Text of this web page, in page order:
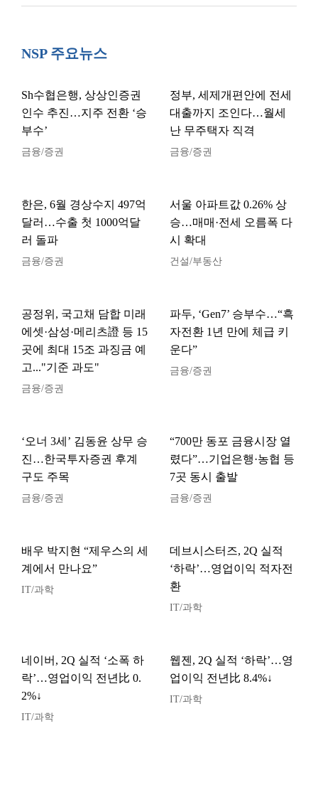
NSP 주요뉴스
Sh수협은행, 상상인증권
인수 추진…지주 전환 ‘승
부수’
금융/증권
정부, 세제개편안에 전세
대출까지 조인다…월세
난 무주택자 직격
금융/증권
한은, 6월 경상수지 497억
달러…수출 첫 1000억달
러 돌파
금융/증권
서울 아파트값 0.26% 상
승…매매·전세 오름폭 다
시 확대
건설/부동산
공정위, 국고채 담합 미래
에셋·삼성·메리츠證 등 15
곳에 최대 15조 과징금 예
고..."기준 과도"
금융/증권
파두, ‘Gen7’ 승부수…“흑
자전환 1년 만에 체급 키
운다”
금융/증권
‘오너 3세’ 김동윤 상무 승
진…한국투자증권 후계
구도 주목
금융/증권
“700만 동포 금융시장 열
렸다”…기업은행·농협 등
7곳 동시 출발
금융/증권
배우 박지현 “제우스의 세
계에서 만나요”
IT/과학
데브시스터즈, 2Q 실적
‘하락’…영업이익 적자전
환
IT/과학
네이버, 2Q 실적 ‘소폭 하
락’…영업이익 전년比 0.
2%↓
IT/과학
웹젠, 2Q 실적 ‘하락’…영
업이익 전년比 8.4%↓
IT/과학